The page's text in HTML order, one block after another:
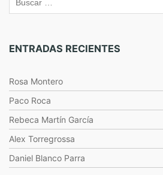
ENTRADAS RECIENTES
Rosa Montero
Paco Roca
Rebeca Martín García
Alex Torregrossa
Daniel Blanco Parra